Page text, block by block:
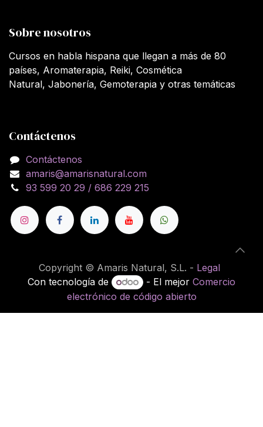
Sobre nosotros
Cursos en habla hispana que llegan a más de 80
países, Aromaterapia, Reiki, Cosmética
Natural, Jabonería, Gemoterapia y otras temáticas
Contáctenos
Contáctenos
amaris@amarisnatural.com
93 599 20 29 / 686 229 215
Copyright © Amaris Natural, S.L. - Legal
Con tecnología de
- El mejorComercio
electrónico de código abierto